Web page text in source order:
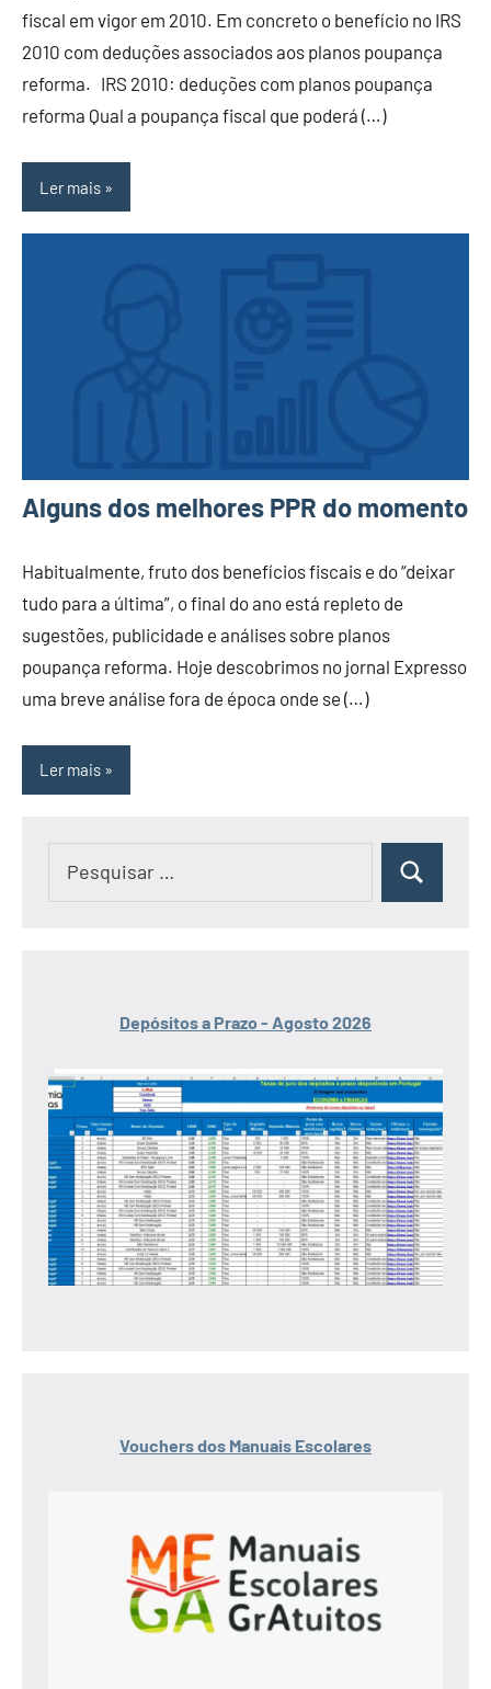
fiscal em vigor em 2010. Em concreto o benefício no IRS
2010 com deduções associados aos planos poupança
reforma. IRS 2010: deduções com planos poupança
reforma Qual a poupança fiscal que poderá (…)
Ler mais
Alguns dos melhores PPR do momento
Habitualmente, fruto dos benefícios fiscais e do “deixar
tudo para a última”, o final do ano está repleto de
sugestões, publicidade e análises sobre planos
poupança reforma. Hoje descobrimos no jornal Expresso
uma breve análise fora de época onde se (…)
Ler mais
Pesquisar
Depósitos a Prazo - Agosto 2026
Vouchers dos Manuais Escolares